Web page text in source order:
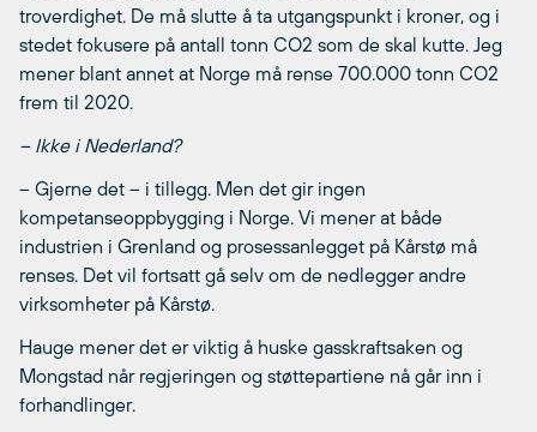
troverdighet. De må slutte å ta utgangspunkt i kroner, og i
stedet fokusere på antall tonn CO2 som de skal kutte. Jeg
mener blant annet at Norge må rense 700.000 tonn CO2
frem til 2020.
– Ikke i Nederland?
– Gjerne det – i tillegg. Men det gir ingen
kompetanseoppbygging i Norge. Vi mener at både
industrien i Grenland og prosessanlegget på Kårstø må
renses. Det vil fortsatt gå selv om de nedlegger andre
virksomheter på Kårstø.
Hauge mener det er viktig å huske gasskraftsaken og
Mongstad når regjeringen og støttepartiene nå går inn i
forhandlinger.